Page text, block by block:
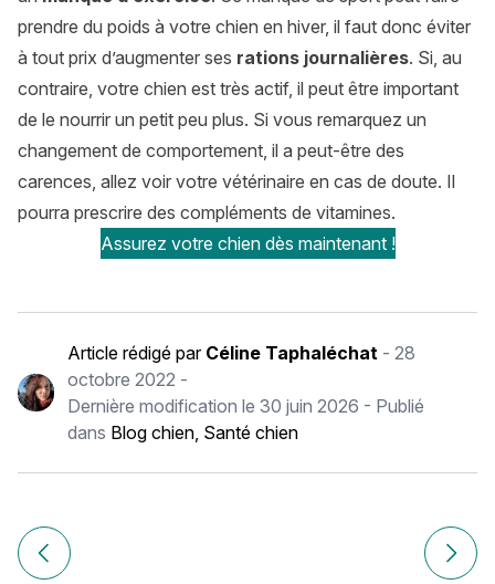
prendre du poids à votre chien en hiver, il faut donc éviter
à tout prix d’augmenter ses rations journalières. Si, au
contraire, votre chien est très actif, il peut être important
de le nourrir un petit peu plus. Si vous remarquez un
changement de comportement, il a peut-être des
carences, allez voir votre vétérinaire en cas de doute. Il
pourra prescrire des compléments de vitamines.
Assurez votre chien dès maintenant !
Article rédigé par Céline Taphaléchat -28
octobre 2022 -
Dernière modification le30 juin 2026 - Publié
dans Blog chien, Santé chien
Navigation
de
Article précédent Comment faire le deuil de son chien ?
Article